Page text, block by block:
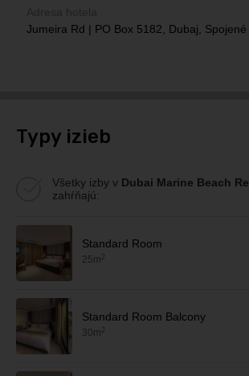
Jumeira Rd | PO Box 5182, Dubaj,
Typy izieb
Všetky izby v Dubai Marine Beach
zahŕňajú:
Standard Room
25m
Standard Room Balcony
30m